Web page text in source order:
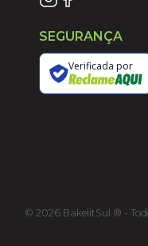
SEGURANÇA
Verificada por
© 2026BakelitSul ® -